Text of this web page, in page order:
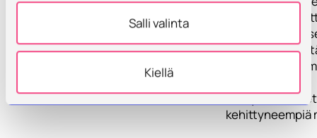
Salli valinta
Kiellä
- Yritysten
käyttöaste
- Yritykset
- Yrityksissä
kehittyneempiä